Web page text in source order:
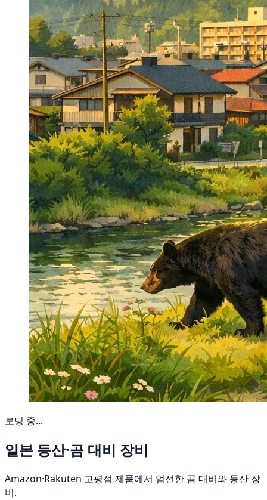
로딩 중...
일본 등산·곰 대비 장비
Amazon·Rakuten 고평점 제품에서 엄선한 곰 대비와 등산 장
비.